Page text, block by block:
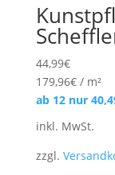
44,99€
179,96€/ m²
ab 12 nur
inkl. MwSt.
zzgl.